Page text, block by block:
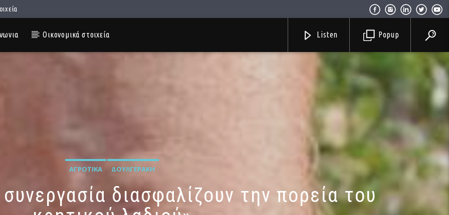
Οικονομικά στοιχεία Popup
Listen
ΑΓΡΟΤΙΚΆ ΔΟΥΛΓΕΡΆΚΗ
διασφαλίζουν την πορεία του